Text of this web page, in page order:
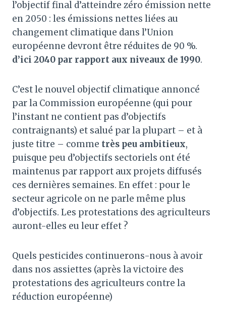
l’objectif final d’atteindre zéro émission nette
en 2050 : les émissions nettes liées au
changement climatique dans l’Union
européenne devront être réduites de 90 %.
d’ici 2040 par rapport aux niveaux de 1990.
C’est le nouvel objectif climatique annoncé
par la Commission européenne (qui pour
l’instant ne contient pas d’objectifs
contraignants) et salué par la plupart – et à
juste titre – comme très peu ambitieux,
puisque peu d’objectifs sectoriels ont été
maintenus par rapport aux projets diffusés
ces dernières semaines. En effet : pour le
secteur agricole on ne parle même plus
d’objectifs. Les protestations des agriculteurs
auront-elles eu leur effet ?
Quels pesticides continuerons-nous à avoir
dans nos assiettes (après la victoire des
protestations des agriculteurs contre la
réduction européenne)